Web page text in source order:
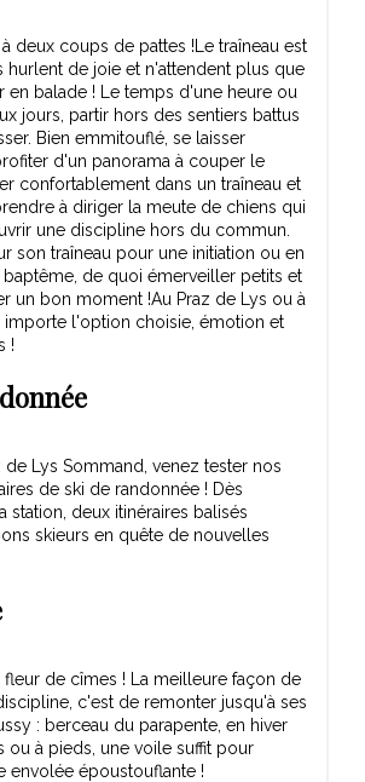
à deux coups de pattes !Le traîneau est
hurlent de joie et n'attendent plus que
en balade ! Le temps d'une heure ou
jours, partir hors des sentiers battus
Bien emmitouflé, se laisser
d'un panorama à couper le
confortablement dans un traîneau et
à diriger la meute de chiens qui
une discipline hors du commun.
son traîneau pour une initiation ou en
de quoi émerveiller petits et
un bon moment !Au Praz de Lys ou à
importe l'option choisie, émotion et
!
de Lys Sommand, venez tester nos
de ski de randonnée ! Dès
station, deux itinéraires balisés
skieurs en quête de nouvelles
de cîmes ! La meilleure façon de
c'est de remonter jusqu'à ses
: berceau du parapente, en hiver
ou à pieds, une voile suffit pour
envolée époustouflante !